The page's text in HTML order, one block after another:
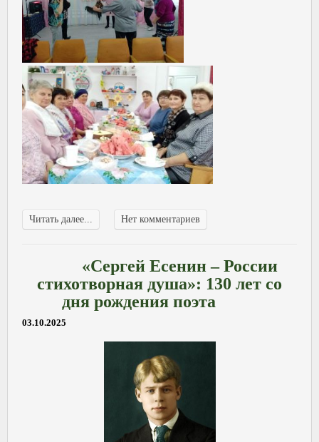
Читать далее... Нет комментариев
«Сергей Есенин – России
стихотворная душа»: 130 лет со
дня рождения поэта
03.10.2025